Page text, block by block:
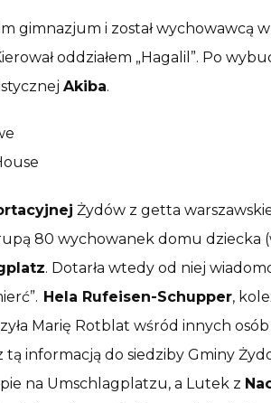
gimnazjum i został wychowawcą
oddziałem „Hagalil”. Po
Akiba.
Żydów z getta
80 wychowanek domu dziecka
. Dotarła wtedy od niej
Hela Rufeisen-Schupper,
Marię Rotblat wśród innych
informacją do siedziby Gminy
na Umschlagplatzu, a Lutek z